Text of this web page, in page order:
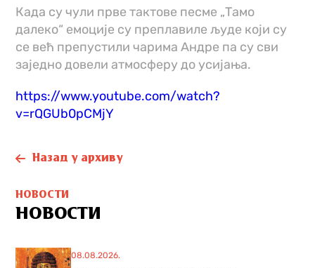
Када су чули прве тактове песме „Тамо
далеко“ емоције су преплавиле људе који су
се већ препустили чарима Андре па су сви
заједно довели атмосферу до усијања.
https://www.youtube.com/watch?
v=rQGUb0pCMjY
Назад у архиву
НОВОСТИ
НОВОСТИ
08.08.2026.